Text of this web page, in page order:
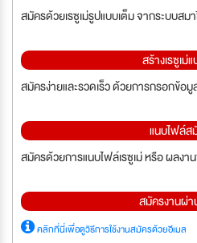
สมัครด้วยเรซูเม่รูปแบบเต็ม จากระบบสม
สร้างเรซูเม่
สมัครง่ายและรวดเร็ว ด้วยการกรอกข้อ
แนบไฟล์ส
สมัครด้วยการแนบไฟล์เรซูเม่ หรือ ผลงา
สมัครงานผ่า
คลิกที่นี่เพื่อดูวิธีการใช้งานสมัครด้วยอีเมล